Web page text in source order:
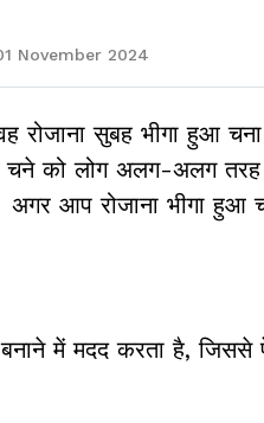
November 2024
रोजाना सुबह भीगा हुआ
चने को लोग अलग-अलग
अगर आप रोजाना भीगा
में मदद करता है,